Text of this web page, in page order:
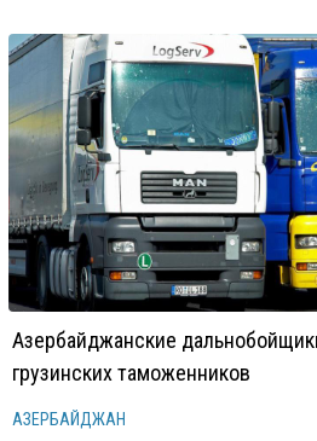
Азербайджанские
грузинских таможенников
АЗЕРБАЙДЖАН